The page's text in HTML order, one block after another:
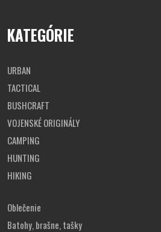
KATEGÓRIE
URBAN
TACTICAL
BUSHCRAFT
VOJENSKÉ ORIGINÁLY
CAMPING
HUNTING
HIKING
Oblečenie
Batohy, brašne, tašky